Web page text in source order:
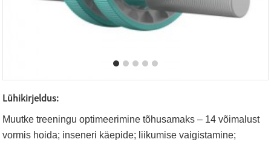
Lühikirjeldus:
Muutke treeningu optimeerimine tõhusamaks – 14 võimalust
vormis hoida; inseneri käepide; liikumise vaigistamine;